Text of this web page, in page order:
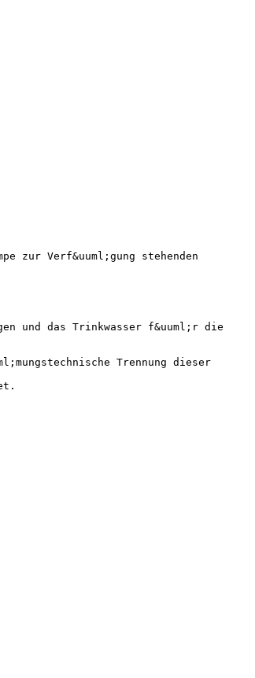
zur Verf&uuml;gung stehenden
und das Trinkwasser f&uuml;r die
Trennung dieser